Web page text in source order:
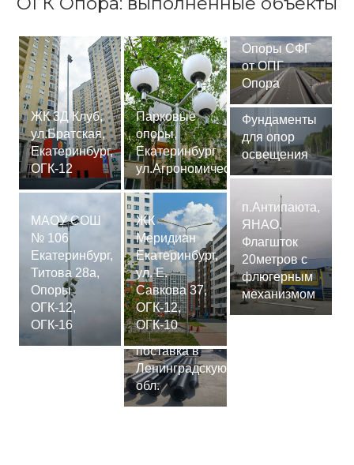
ЖК 3Д Клуб,
ул.Братская,
Екатеринбург,
ОГК-12
МАОУ СОШ
№ 106
Екатеринбург,
Титова 28а,
Опоры
ОГК-12,
ОГК-16
Парковые
опоры,
Екатеринбург
ул.Агрономическая
ЖК
Меридиан
Екатеринбург,
ул. Е.
Савкова 37,
ОГК-12,
ОГК-10
Сваи
СМ-7,75м,
поставка в
Ленинградскую
обл.
Опоры СФГ
от ОПГ
Опора
Фундаменты
для опор
освещения
п.Антипаюта,
ЯНАО,
Флагшток
20метров с
флюгерным
механизмом